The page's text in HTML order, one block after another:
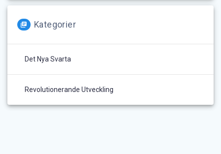
Kategorier
Det Nya Svarta
Revolutionerande Utveckling